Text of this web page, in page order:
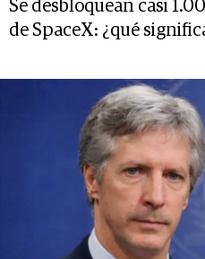
Se desbloquean casi
de SpaceX: ¿qué